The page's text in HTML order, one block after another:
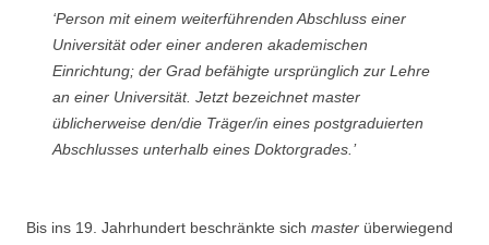
‘Person mit einem weiterführenden Abschluss einer
Universität oder einer anderen akademischen
Einrichtung; der Grad befähigte ursprünglich zur Lehre
an einer Universität. Jetzt bezeichnetmaster
üblicherweise den/die Träger/in eines postgraduierten
Abschlusses unterhalb eines Doktorgrades.’
Bis ins 19. Jahrhundert beschränkte sich master überwiegend